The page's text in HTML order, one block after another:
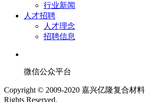
行业新闻
人才招聘
人才理念
招聘信息
微信公众平台
Copyright © 2009-2020 嘉兴亿隆复合材
Rights Reserved.